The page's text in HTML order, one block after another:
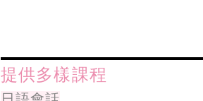
提供多樣課程